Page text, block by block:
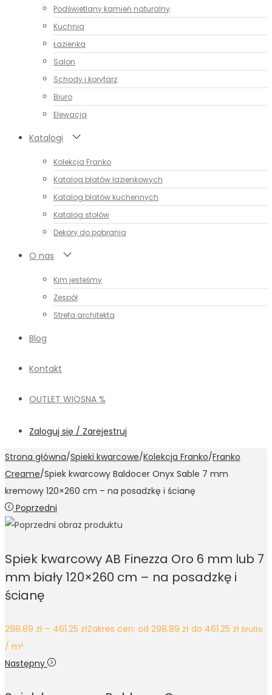
Podświetlany kamień naturalny
Kuchnia
Łazienka
Salon
Schody i korytarz
Biuro
Elewacja
Katalogi
Kolekcja Franko
Katalog blatów łazienkowych
Katalog blatów kuchennych
Katalog stołów
Dekory do pobrania
O nas
Kim jesteśmy
Zespół
Strefa architekta
Blog
Kontakt
OUTLET WIOSNA %
Zaloguj się / Zarejestruj
Strona główna/Spieki kwarcowe/Kolekcja Franko/Franko
Creame/Spiek kwarcowy Baldocer Onyx Sable 7 mm
kremowy 120×260 cm – na posadzkę i ścianę
Poprzedni
Spiek kwarcowy AB Finezza Oro 6 mm lub 7
mm biały 120×260 cm – na posadzkę i
ścianę
298.89 zł – 461.25 złZakres cen: od 298.89 zł do 461.25 zł brutto
/ m²
Następny